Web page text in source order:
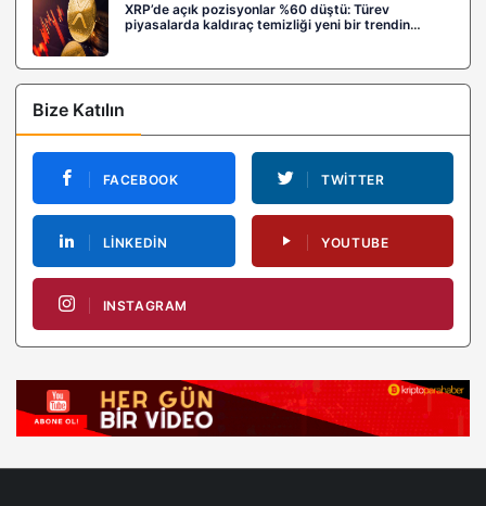
XRP’de açık pozisyonlar %60 düştü: Türev
piyasalarda kaldıraç temizliği yeni bir trendin
Bize Katılın
FACEBOOK TWITTER
LINKEDIN YOUTUBE
INSTAGRAM